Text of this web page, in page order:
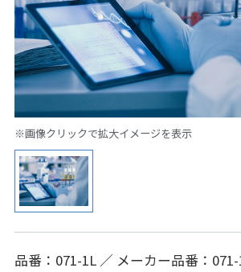
※画像クリックで拡大イメージを表示
品番：071-1L ／ メーカー品番：